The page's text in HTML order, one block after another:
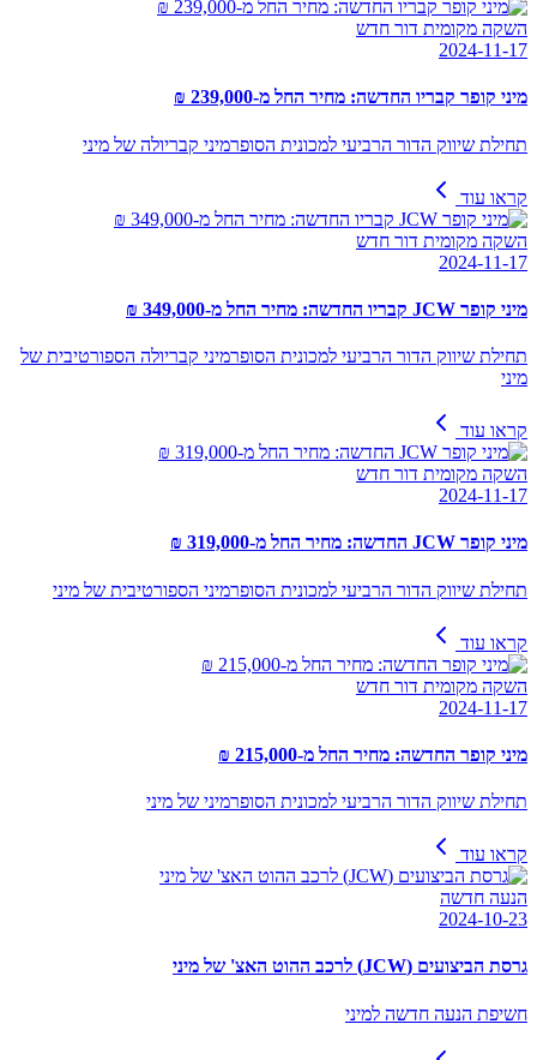
השקה מקומית דור חדש
2024-11-17
מיני קופר קבריו החדשה: מחיר החל מ-239,000 ₪
תחילת שיווק הדור הרביעי למכונית הסופרמיני קבריולה של מיני
קראו עוד
השקה מקומית דור חדש
2024-11-17
מיני קופר JCW קבריו החדשה: מחיר החל מ-349,000 ₪
תחילת שיווק הדור הרביעי למכונית הסופרמיני קבריולה הספורטיבית של
מיני
קראו עוד
השקה מקומית דור חדש
2024-11-17
מיני קופר JCW החדשה: מחיר החל מ-319,000 ₪
תחילת שיווק הדור הרביעי למכונית הסופרמיני הספורטיבית של מיני
קראו עוד
השקה מקומית דור חדש
2024-11-17
מיני קופר החדשה: מחיר החל מ-215,000 ₪
תחילת שיווק הדור הרביעי למכונית הסופרמיני של מיני
קראו עוד
הנעה חדשה
2024-10-23
גרסת הביצועים (JCW) לרכב ההוט האצ' של מיני
חשיפת הנעה חדשה למיני